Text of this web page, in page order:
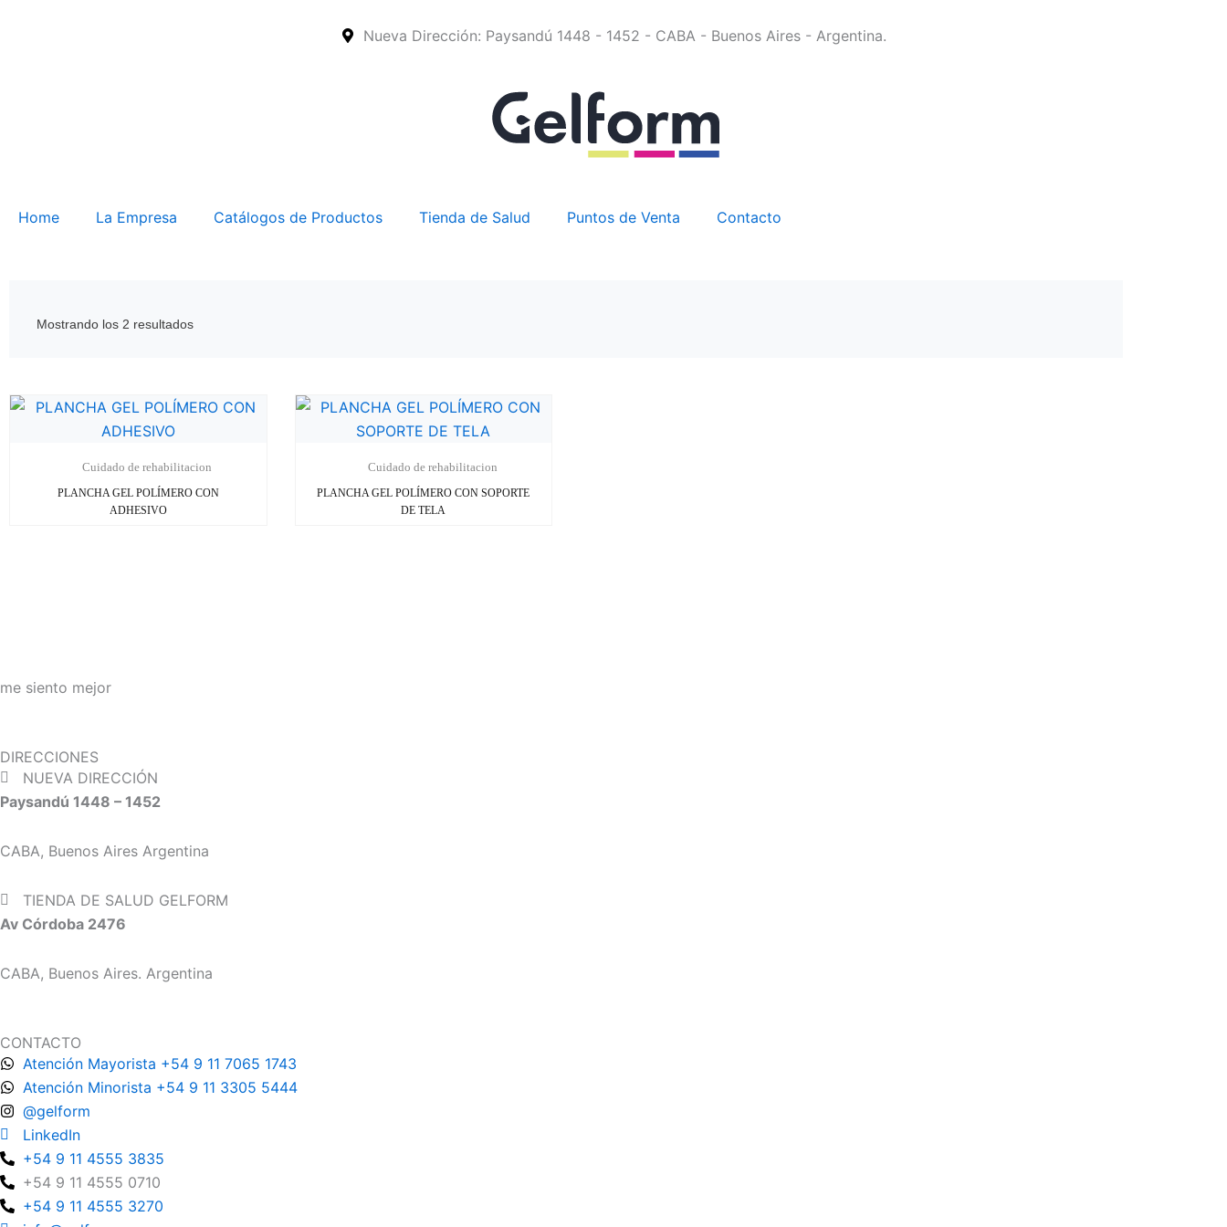
Nueva Dirección: Paysandú 1448 - 1452 - CABA - Buenos Aires - Argentina.
Home La Empresa Catálogos de Productos Tienda de Salud Puntos de Venta Contacto
Mostrando los 2 resultados
Cuidado de rehabilitacion
PLANCHA GEL POLÍMERO CON
ADHESIVO
Cuidado de rehabilitacion
PLANCHA GEL POLÍMERO CON SOPORTE
DE TELA
me siento mejor
DIRECCIONES
NUEVA DIRECCIÓN
Paysandú 1448 – 1452
CABA, Buenos Aires Argentina
TIENDA DE SALUD GELFORM
Av Córdoba 2476
CABA, Buenos Aires. Argentina
CONTACTO
Atención Mayorista +54 9 11 7065 1743
Atención Minorista +54 9 11 3305 5444
@gelform
LinkedIn
+54 9 11 4555 3835
+54 9 11 4555 0710
+54 9 11 4555 3270